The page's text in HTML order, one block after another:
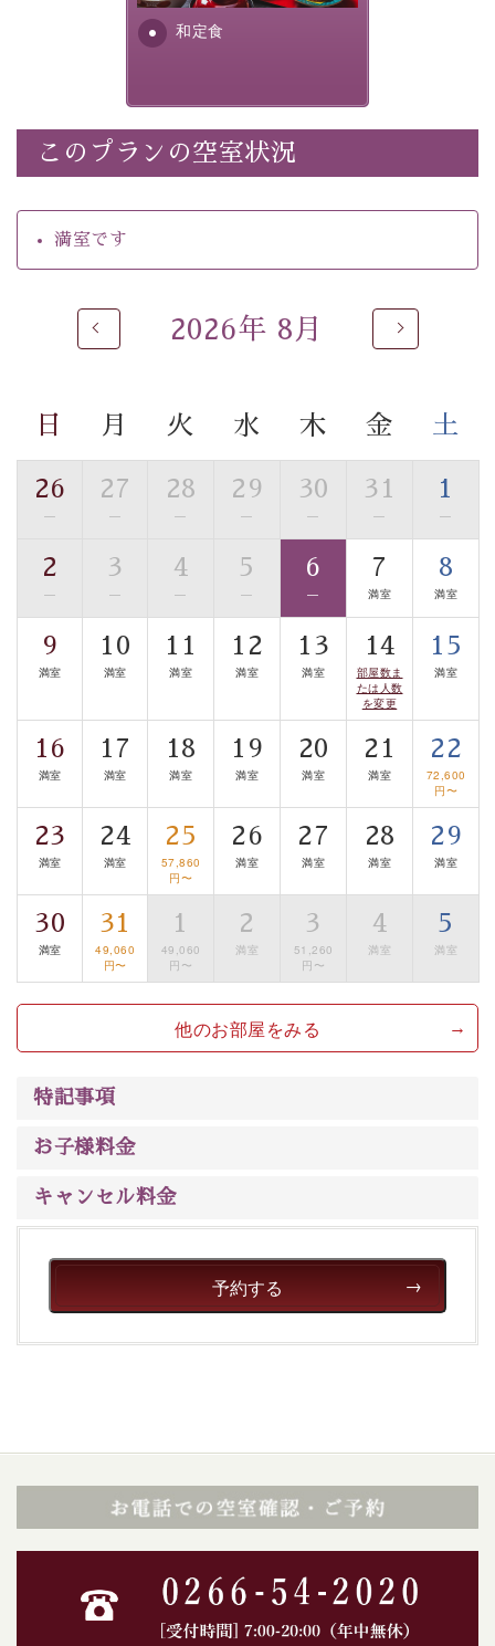
・チェックイン15時、チェックアウト10時
いう昔の暦による料理表現）
・朝食はこだわりの味噌汁をはじめとした和定食
【温泉】
るご入浴をお愉しみください。
■お座敷風呂（大浴場）
す。
※男性大浴場までのご移動には階段がございます。 予め
ご了承のほどお願いいたします。
■貸切温泉風呂 （40分2000円）
眺望はございませんが、源泉掛け流しの温泉の質を楽し
む貸切温泉風呂です。ゆったりといやされるプライベー
トな空間をお愉しみください。
【旅】
豊富な知識を持ったドライバー兼ガイドが諏訪大社をご
案内します。 事前ご予約制ですので、ご利用ご希望の方
※交通規制などにより運行できない日がございます
※年末年始及び御柱祭前後は運行しておりません
上諏訪温泉“しんゆ”なら諏訪大社など歴史ある諏訪の街
で心癒されます。
清らかな源泉、自然の恵みあるお食事、諏訪湖に包まれ
るお部屋、 大人のたしなみを感じていただける、美しく
癒される宿で贅沢に幸せのときを安心してお過ごしくだ
和定食
安全を心掛けた長野県産...
このプランの空室状況
満室です
2026年 8月
日 月 火 水 木 金 土
26
—
27
—
28
—
29
—
30
—
31
—
1
—
2
—
3
—
4
—
5
—
6
—
7
満室
8
満室
9
満室
10
満室
11
満室
12
満室
13
満室
14
部屋数ま
たは人数
を変更
15
満室
16
満室
17
満室
18
満室
19
満室
20
満室
21
満室
22
72,600
円〜
23
満室
24
満室
25
57,860
円〜
26
満室
27
満室
28
満室
29
満室
30
満室
31
49,060
円〜
1
49,060
円〜
2
満室
3
51,260
円〜
4
満室
5
満室
他のお部屋をみる
特記事項
お子様料金
キャンセル料金
予約する